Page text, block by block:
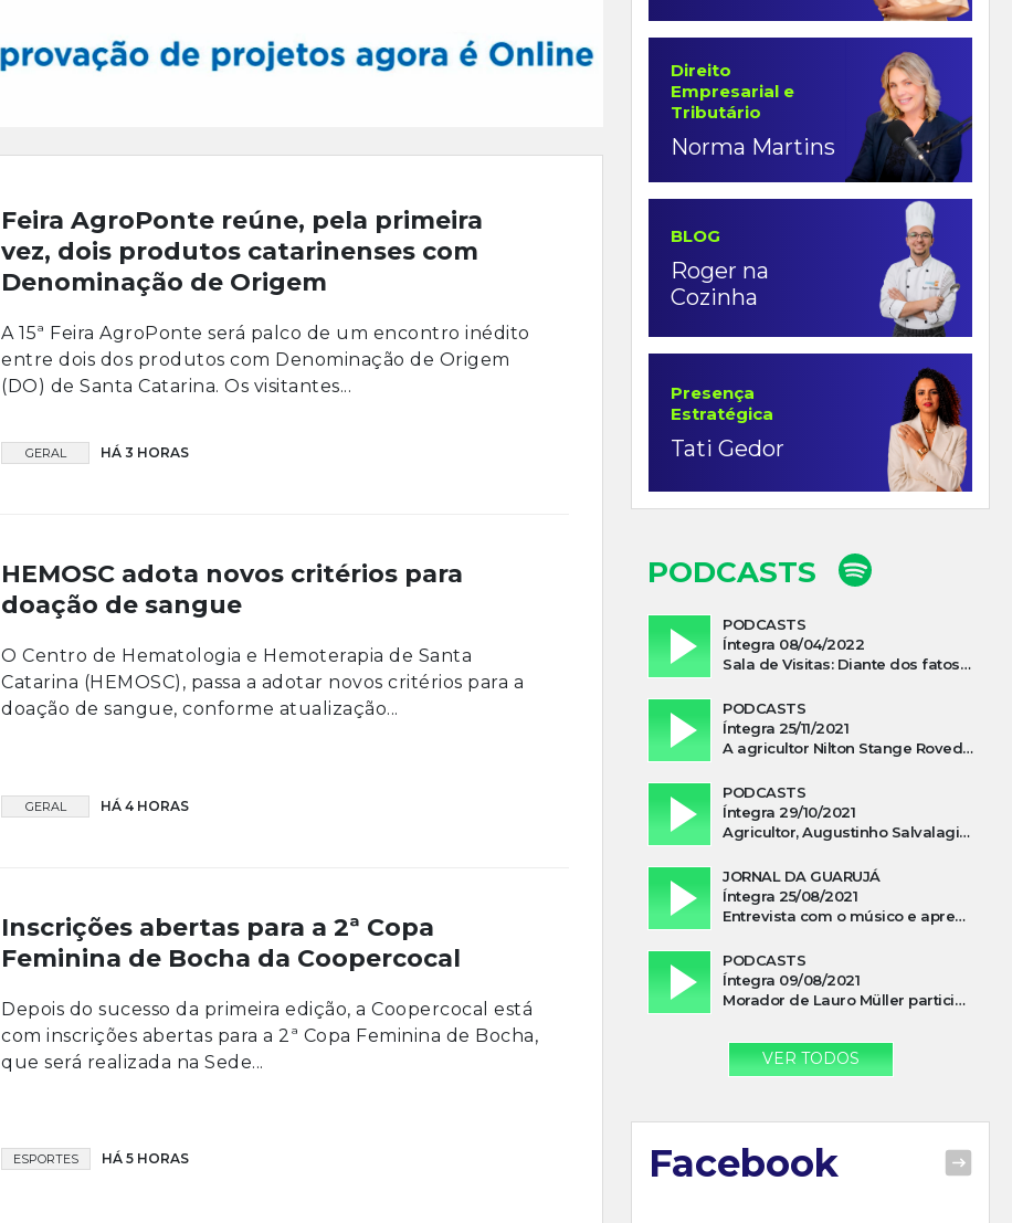
Feira AgroPonte reúne, pela primeira
vez, dois produtos catarinenses com
Denominação de Origem
A 15ª Feira AgroPonte será palco de um encontro inédito
entre dois dos produtos com Denominação de Origem
(DO) de Santa Catarina. Os visitantes...
GERAL HÁ 3 HORAS
HEMOSC adota novos critérios para
doação de sangue
O Centro de Hematologia e Hemoterapia de Santa
Catarina (HEMOSC), passa a adotar novos critérios para a
doação de sangue, conforme atualização...
GERAL HÁ 4 HORAS
Inscrições abertas para a 2ª Copa
Feminina de Bocha da Coopercocal
Depois do sucesso da primeira edição, a Coopercocal está
com inscrições abertas para a 2ª Copa Feminina de Bocha,
que será realizada na Sede...
ESPORTES HÁ 5 HORAS
Direito
Empresarial e
Tributário
Norma Martins
BLOG
Roger na
Cozinha
Presença
Estratégica
Tati Gedor
PODCASTS
PODCASTS
Íntegra 08/04/2022
Sala de Visitas: Diante dos fatos que influenciam a economia o que podemos esperar de 2022
PODCASTS
Íntegra 25/11/2021
A agricultor Nilton Stange Roveda, afirma ter recebido ajuda espiritual durante acidente
PODCASTS
Íntegra 29/10/2021
Agricultor, Augustinho Salvalagio, relata sobre aparição do Cavaleiro Negro no Rio das Furnas
JORNAL DA GUARUJÁ
Íntegra 25/08/2021
Entrevista com o músico e apresentador, Lismael Ferrareis, no Cidade e Campo
PODCASTS
Íntegra 09/08/2021
Morador de Lauro Müller participa de motociata em apoio a Bolsonaro
VER TODOS
Facebook